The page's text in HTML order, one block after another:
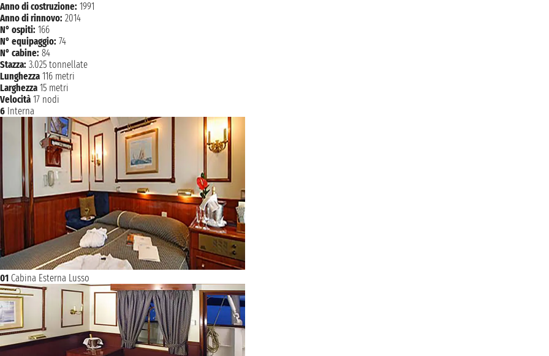
Anno di costruzione: 1991
Anno di rinnovo: 2014
N° ospiti: 166
N° equipaggio: 74
N° cabine: 84
Stazza: 3.025 tonnellate
Lunghezza 116 metri
Larghezza 15 metri
Velocità 17 nodi
6 Interna
01 Cabina Esterna Lusso